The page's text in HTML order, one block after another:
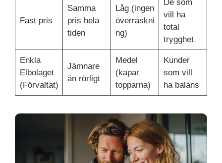
Fast pris
Samma
pris hela
tiden
Låg (ingen
överraskni
ng)
De som
vill ha
total
trygghet
Enkla
Elbolaget
(Förvaltat)
Jämnare
än rörligt
Medel
(kapar
topparna)
Kunder
som vill
ha balans